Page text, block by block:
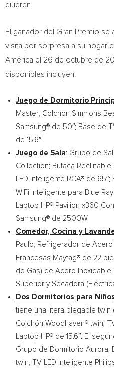
quieren.
El ganador del Gran Premio se
visita por sorpresa a su hogar
América el 26 de octubre de
disponibles incluyen:
Juego de Dormitorio
Master; Colchón Simmons
Samsung® de 50″; Base de
de 15.6″
Juego de Sala: Grupo de
Collection; Butaca
LED Inteligente RCA® de
WiFi Inteligente para Blue
Laptop HP® Pavilion x360
Samsung® de 2500W
Comedor, Cocina y
Paulo; Refrigerador de
Francesas Maytag® de 22
de Gas) de Acero Inoxidable
Superior y Secadora
Dos Dormitorios para
tiene una litera plegable twin
Colchón Woodhaven® twin;
Laptop HP® de 15.6″. El
Grupo de Dormitorio Aurora;
twin; TV LED Inteligente